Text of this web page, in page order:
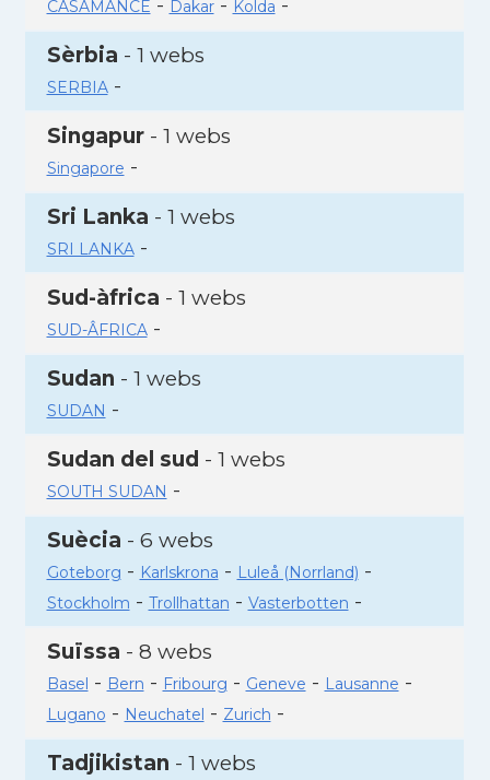
CASAMANCE Dakar Kolda
Sèrbia - 1 webs
SERBIA-
Singapur- 1 webs
Singapore -
Sri Lanka - 1 webs
SRI LANKA-
Sud-àfrica - 1 webs
SUD-ÂFRICA-
Sudan - 1 webs
SUDAN -
Sudan del sud - 1 webs
SOUTH SUDAN -
Suècia - 6 webs
Goteborg - Karlskrona - Luleå (Norrland) -
Stockholm - Trollhattan - Vasterbotten -
Suïssa - 8 webs
Basel - Bern - Fribourg - Geneve - Lausanne -
Lugano - Neuchatel - Zurich -
Tadjikistan - 1 webs